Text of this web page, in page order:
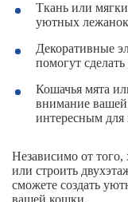
Ткань или
уютных
Декоративные
помогут
Кошачья мята
внимание
интересным для
Независимо от того,
или строить
сможете создать